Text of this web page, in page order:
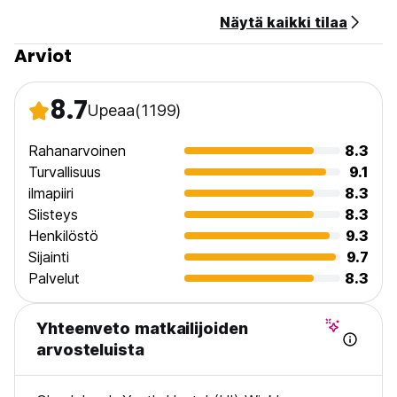
Näytä kaikki tilaa
Arviot
8.7Upeaa(1199)
Rahanarvoinen
8.3
Turvallisuus
9.1
ilmapiiri
8.3
Siisteys
8.3
Henkilöstö
9.3
Sijainti
9.7
Palvelut
8.3
Yhteenveto matkailijoiden
arvosteluista